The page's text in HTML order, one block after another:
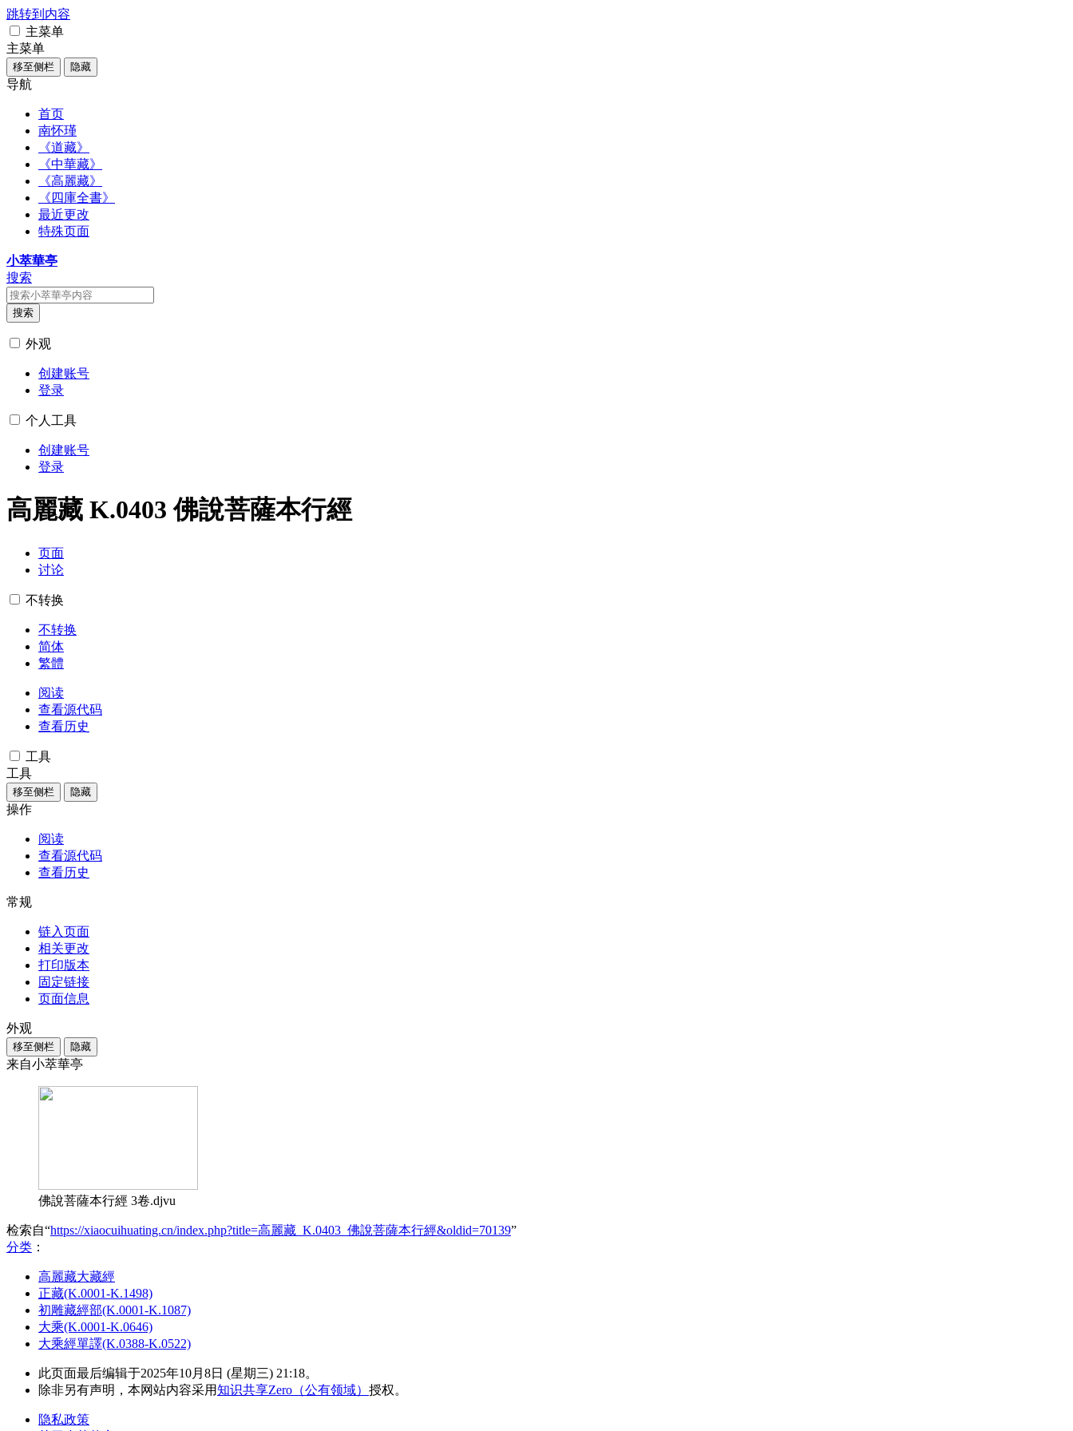
跳转到内容
主菜单
主菜单
移至侧栏 隐藏
导航
首页
南怀瑾
《道藏》
《中華藏》
《高麗藏》
《四庫全書》
最近更改
特殊页面
小萃華亭
搜索
搜索
外观
创建账号
登录
个人工具
创建账号
登录
高麗藏 K.0403 佛說菩薩本行經
页面
讨论
不转换
不转换
简体
繁體
阅读
查看源代码
查看历史
工具
工具
移至侧栏 隐藏
操作
阅读
查看源代码
查看历史
常规
链入页面
相关更改
打印版本
固定链接
页面信息
外观
移至侧栏 隐藏
来自小萃華亭
佛說菩薩本行經 3卷.djvu
检索自“https://xiaocuihuating.cn/index.php?title=高麗藏_K.0403_佛說菩薩本行經&oldid=70139”
分类 ：​
高麗藏大藏經
正藏(K.0001-K.1498)
初雕藏經部(K.0001-K.1087)
大乘(K.0001-K.0646)
大乘經單譯(K.0388-K.0522)
此页面最后编辑于2025年10月8日 (星期三) 21:18。
除非另有声明，本网站内容采用知识共享Zero（公有领域） 授权。
隐私政策